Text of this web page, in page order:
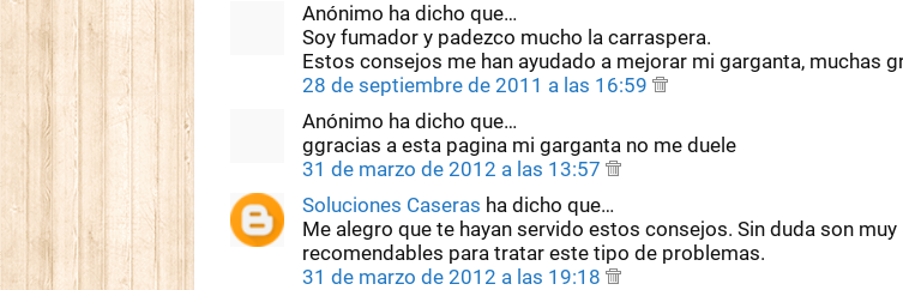
Anónimo ha dicho que…
Soy fumador y padezco mucho la carraspera.
Estos consejos me han ayudado a mejorar mi garganta, muchas
28 de septiembre de 2011 a las 16:59
Anónimo ha dicho que…
ggracias a esta pagina mi garganta no me duele
31 de marzo de 2012 a las 13:57
Soluciones Caseras ha dicho que…
Me alegro que te hayan servido estos consejos. Sin duda son muy
recomendables para tratar este tipo de problemas.
31 de marzo de 2012 a las 19:18